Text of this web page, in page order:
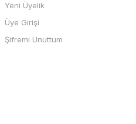
ve odeme kolay , büyük
Yeni Üyelik
Üye Girişi
Şifremi Unuttum